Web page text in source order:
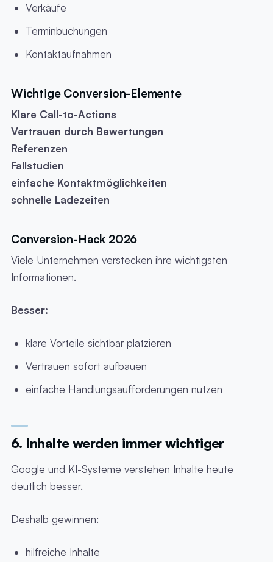
Verkäufe
Terminbuchungen
Kontaktaufnahmen
Wichtige Conversion-Elemente
Klare Call-to-Actions
Vertrauen durch Bewertungen
Referenzen
Fallstudien
einfache Kontaktmöglichkeiten
schnelle Ladezeiten
Conversion-Hack 2026
Viele Unternehmen verstecken ihre wichtigsten
Informationen.
Besser:
klare Vorteile sichtbar platzieren
Vertrauen sofort aufbauen
einfache Handlungsaufforderungen nutzen
6. Inhalte werden immer wichtiger
Google und KI-Systeme verstehen Inhalte heute
deutlich besser.
Deshalb gewinnen:
hilfreiche Inhalte